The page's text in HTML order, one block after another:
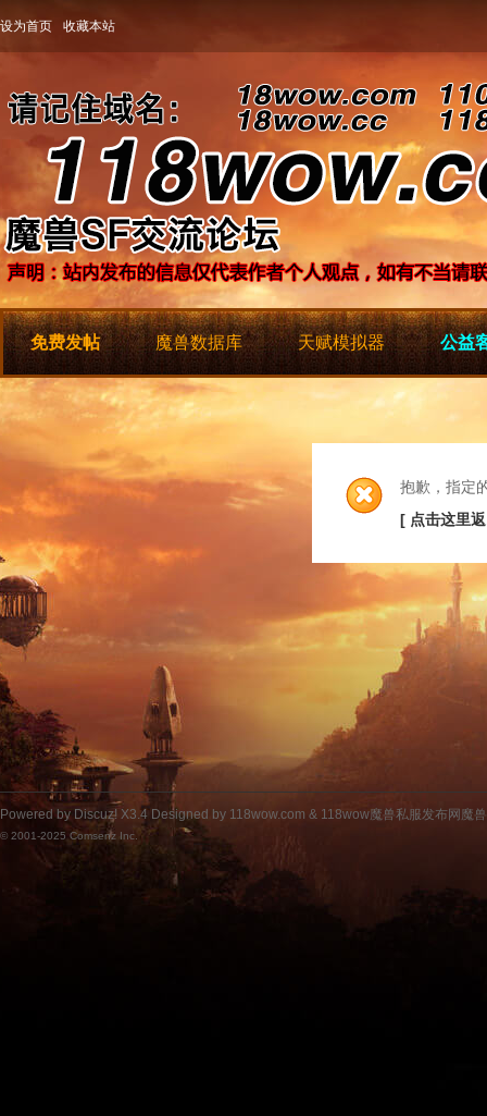
设为首页 收藏本站
免费发帖 魔兽数据库 天赋模拟器 公益
抱歉，指定
[ 点击这里
Powered by Discuz! X3.4 Designed by 118wow.com & 118wow魔兽私服发布网魔
© 2001-2025 Comsenz Inc.